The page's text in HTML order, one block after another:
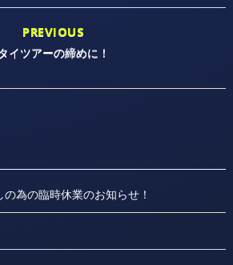
PREVIOUS
タイツアーの締めに！
為の臨時休業のお知らせ！